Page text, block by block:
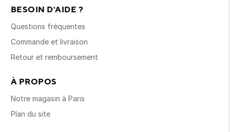
BESOIN D'AIDE ?
Questions fréquentes
Commande et livraison
Retour et remboursement
À PROPOS
Notre magasin à Paris
Plan du site